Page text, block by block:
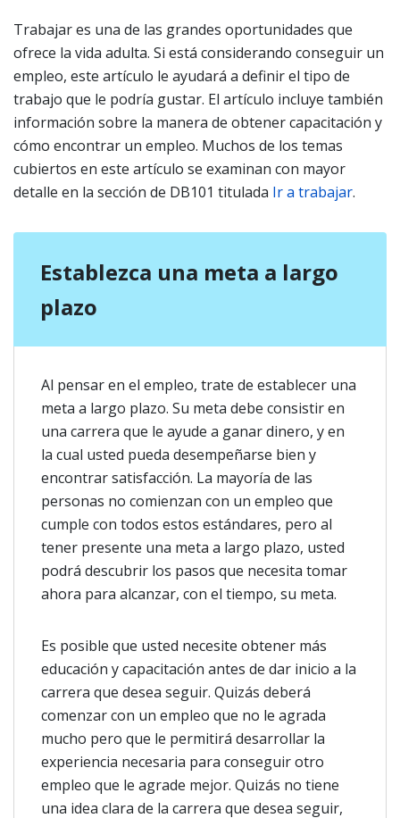
Trabajar es una de las grandes oportunidades que
ofrece la vida adulta. Si está considerando conseguir un
empleo, este artículo le ayudará a definir el tipo de
trabajo que le podría gustar. El artículo incluye también
información sobre la manera de obtener capacitación y
cómo encontrar un empleo. Muchos de los temas
cubiertos en este artículo se examinan con mayor
detalle en la sección de DB101 titulada Ir a trabajar.
Establezca una meta a largo
plazo
Al pensar en el empleo, trate de establecer una
meta a largo plazo. Su meta debe consistir en
una carrera que le ayude a ganar dinero, y en
la cual usted pueda desempeñarse bien y
encontrar satisfacción. La mayoría de las
personas no comienzan con un empleo que
cumple con todos estos estándares, pero al
tener presente una meta a largo plazo, usted
podrá descubrir los pasos que necesita tomar
ahora para alcanzar, con el tiempo, su meta.
Es posible que usted necesite obtener más
educación y capacitación antes de dar inicio a la
carrera que desea seguir. Quizás deberá
comenzar con un empleo que no le agrada
mucho pero que le permitirá desarrollar la
experiencia necesaria para conseguir otro
empleo que le agrade mejor. Quizás no tiene
una idea clara de la carrera que desea seguir,